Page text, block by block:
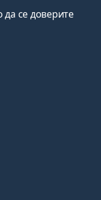
се доверите